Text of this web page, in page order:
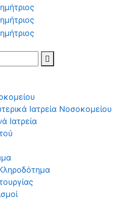
Ιατρεία Νοσοκομείου
Ιατρεία